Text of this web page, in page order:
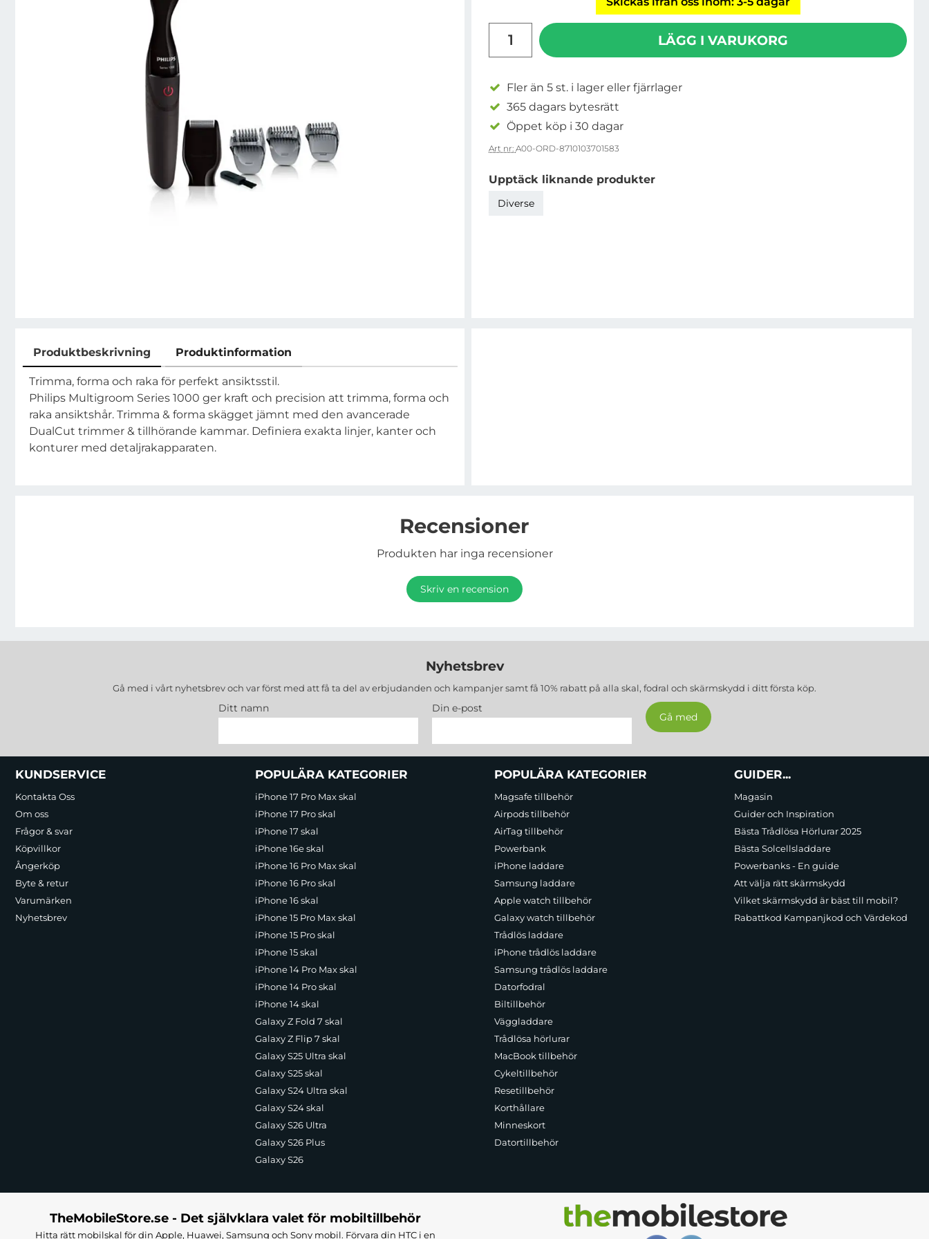
LÄGG I VARUKORG
Fler än 5 st. i lager eller fjärrlager
365 dagars bytesrätt
Öppet köp i 30 dagar
Art nr: A00-ORD-8710103701583
Upptäck liknande produkter
Diverse
Produktbeskrivning Produktinformation
Produktbeskrivning
Trimma, forma och raka för perfekt ansiktsstil.
Philips Multigroom Series 1000 ger kraft och precision att trimma, forma och
raka ansiktshår. Trimma & forma skägget jämnt med den avancerade
DualCut trimmer & tillhörande kammar. Definiera exakta linjer, kanter och
konturer med detaljrakapparaten.
Recensioner
Produkten har inga recensioner
Skriv en recension
Nyhetsbrev
Gå med i vårt nyhetsbrev och var först med att få ta del av erbjudanden och kampanjer samt få 10% rabatt på alla skal, fodral och skärmskydd i ditt första köp.
Ditt namn Din e-post
Sidfot Blandad info och länkar
KUNDSERVICE
Kontakta Oss
Om oss
Frågor & svar
Köpvillkor
Ångerköp
Byte & retur
Varumärken
Nyhetsbrev
POPULÄRA KATEGORIER
iPhone 17 Pro Max skal
iPhone 17 Pro skal
iPhone 17 skal
iPhone 16e skal
iPhone 16 Pro Max skal
iPhone 16 Pro skal
iPhone 16 skal
iPhone 15 Pro Max skal
iPhone 15 Pro skal
iPhone 15 skal
iPhone 14 Pro Max skal
iPhone 14 Pro skal
iPhone 14 skal
Galaxy Z Fold 7 skal
Galaxy Z Flip 7 skal
Galaxy S25 Ultra skal
Galaxy S25 skal
Galaxy S24 Ultra skal
Galaxy S24 skal
Galaxy S26 Ultra
Galaxy S26 Plus
Galaxy S26
POPULÄRA KATEGORIER
Magsafe tillbehör
Airpods tillbehör
AirTag tillbehör
Powerbank
iPhone laddare
Samsung laddare
Apple watch tillbehör
Galaxy watch tillbehör
Trådlös laddare
iPhone trådlös laddare
Samsung trådlös laddare
Datorfodral
Biltillbehör
Väggladdare
Trådlösa hörlurar
MacBook tillbehör
Cykeltillbehör
Resetillbehör
Korthållare
Minneskort
Datortillbehör
GUIDER...
Magasin
Guider och Inspiration
Bästa Trådlösa Hörlurar 2025
Bästa Solcellsladdare
Powerbanks - En guide
Att välja rätt skärmskydd
Vilket skärmskydd är bäst till mobil?
Rabattkod Kampanjkod och Värdekod
TheMobileStore.se - Det självklara valet för mobiltillbehör
Hitta rätt mobilskal för din Apple, Huawei, Samsung och Sony mobil. Förvara din HTC i en